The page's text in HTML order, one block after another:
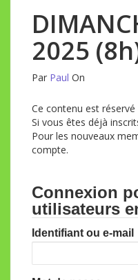
2025
Par Paul On
Ce contenu est
Si vous êtes déjà
Pour les nouveaux
compte.
Connexion
utilisateurs
Identifiant ou e-mail